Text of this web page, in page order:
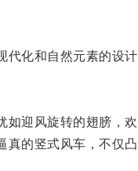
化和自然元素的设计
迎风旋转的翅膀，欢
竖式风车，不仅凸